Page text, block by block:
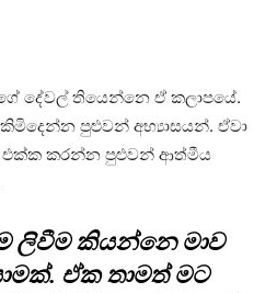
දේවල් තියෙන්නෙ ඒ කලාපයේ.
පුළුවන් අභ්‍යාසයන්. ඒවා
එක්ක කරන්න පුළුවන් ආත්මීය
ලිවීම කියන්නෙ මාව
ඒක තාමත් මට